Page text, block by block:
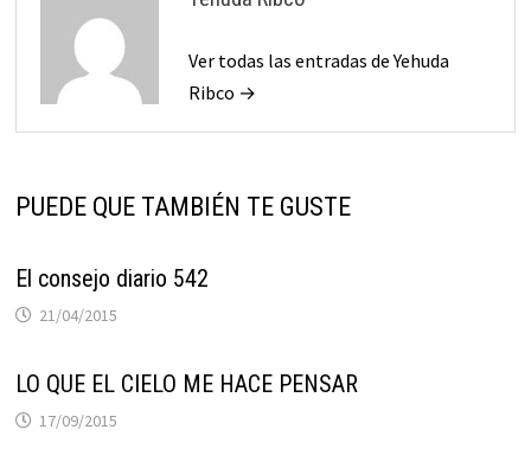
Ver todas las entradas de Yehuda
Ribco →
PUEDE QUE TAMBIÉN TE GUSTE
El consejo diario 542
21/04/2015
LO QUE EL CIELO ME HACE PENSAR
17/09/2015